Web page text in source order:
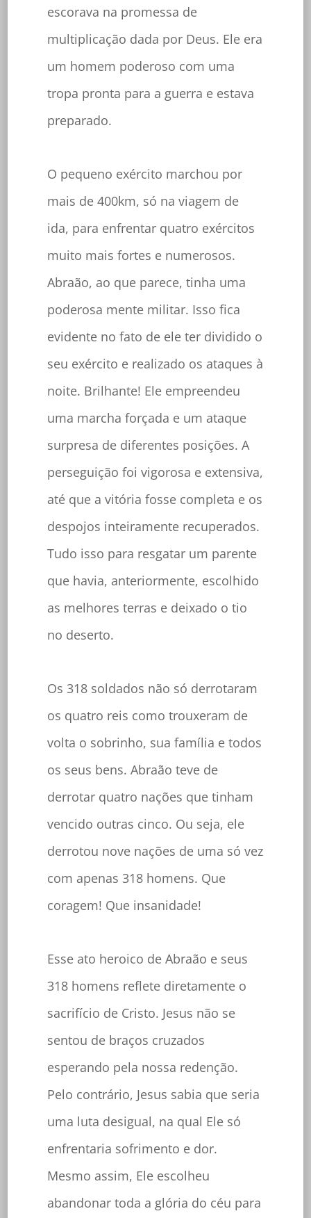
escorava na promessa de
multiplicação dada por Deus. Ele era
um homem poderoso com uma
tropa pronta para a guerra e estava
preparado.
O pequeno exército marchou por
mais de 400km, só na viagem de
ida, para enfrentar quatro exércitos
muito mais fortes e numerosos.
Abraão, ao que parece, tinha uma
poderosa mente militar. Isso fica
evidente no fato de ele ter dividido o
seu exército e realizado os ataques à
noite. Brilhante! Ele empreendeu
uma marcha forçada e um ataque
surpresa de diferentes posições. A
perseguição foi vigorosa e extensiva,
até que a vitória fosse completa e os
despojos inteiramente recuperados.
Tudo isso para resgatar um parente
que havia, anteriormente, escolhido
as melhores terras e deixado o tio
no deserto.
Os 318 soldados não só derrotaram
os quatro reis como trouxeram de
volta o sobrinho, sua família e todos
os seus bens. Abraão teve de
derrotar quatro nações que tinham
vencido outras cinco. Ou seja, ele
derrotou nove nações de uma só vez
com apenas 318 homens. Que
coragem! Que insanidade!
Esse ato heroico de Abraão e seus
318 homens reflete diretamente o
sacrifício de Cristo. Jesus não se
sentou de braços cruzados
esperando pela nossa redenção.
Pelo contrário, Jesus sabia que seria
uma luta desigual, na qual Ele só
enfrentaria sofrimento e dor.
Mesmo assim, Ele escolheu
abandonar toda a glória do céu para